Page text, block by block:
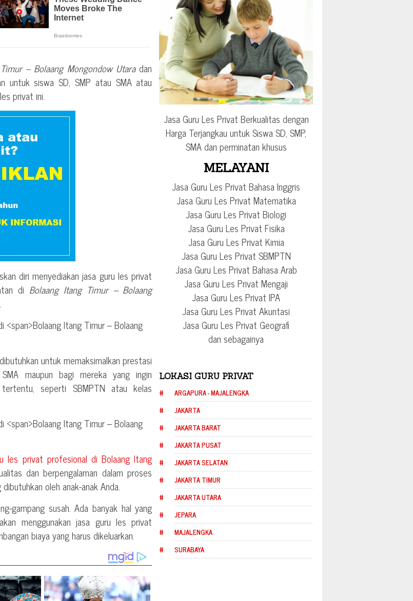
– Bolaang Mongondow Utaradan
untuk siswa SD, SMP atau SMA atau
privat ini.
diri menyediakan jasa guru les privat
di Bolaang Itang Timur – Bolaang
untuk memaksimalkan prestasi
maupun bagi mereka yang ingin
seperti SBMPTN atau kelas
les privat profesional diBolaang Itang
dan berpengalaman dalam proses
oleh anak-anak Anda.
gampang susah. Ada banyak hal yang
menggunakan jasa guru les privat
biaya yang harus dikeluarkan.
Jasa Guru Les Privat Berkualitas dengan
Harga Terjangkau untuk Siswa SD, SMP,
SMA dan perminatan khusus
MELAYANI
Jasa Guru Les Privat Bahasa Inggris
Jasa Guru Les Privat Matematika
Jasa Guru Les Privat Biologi
Jasa Guru Les Privat Fisika
Jasa Guru Les Privat Kimia
Jasa Guru Les Privat SBMPTN
Jasa Guru Les Privat Bahasa Arab
Jasa Guru Les Privat Mengaji
Jasa Guru Les Privat IPA
Jasa Guru Les Privat Akuntasi
Jasa Guru Les Privat Geografi
dan sebagainya
LOKASI GURU PRIVAT
ARGAPURA - MAJALENGKA
JAKARTA
JAKARTA BARAT
JAKARTA PUSAT
JAKARTA SELATAN
JAKARTA TIMUR
JAKARTA UTARA
JEPARA
MAJALENGKA
SURABAYA